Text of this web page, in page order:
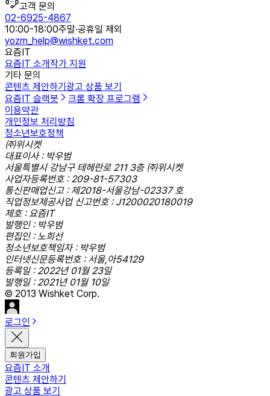
고객 문의
02-6925-4867
10:00-18:00주말·공휴일 제외
yozm_help@wishket.com
요즘IT
요즘IT 소개작가 지원
기타 문의
콘텐츠 제안하기 광고 상품 보기
요즘IT 슬랙봇
크롬 확장 프로그램
이용약관
개인정보 처리방침
청소년보호정책
㈜위시켓
대표이사 : 박우범
서울특별시 강남구 테헤란로 211 3층 ㈜위시켓
사업자등록번호 : 209-81-57303
통신판매업신고 : 제2018-서울강남-02337 호
직업정보제공사업 신고번호 : J1200020180019
제호 : 요즘IT
발행인 : 박우범
편집인 : 노희선
청소년보호책임자 : 박우범
인터넷신문등록번호 : 서울,아54129
등록일 : 2022년 01월 23일
발행일 : 2021년 01월 10일
© 2013 Wishket Corp.
로그인
회원가입
요즘IT 소개
콘텐츠 제안하기
광고 상품 보기